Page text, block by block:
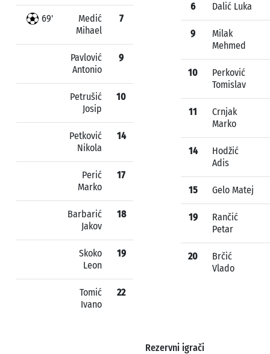
69'
Medić
Mihael
7
Pavlović
Antonio
9
Petrušić
Josip
10
Petković
Nikola
14
Perić
Marko
17
Barbarić
Jakov
18
Skoko
Leon
19
Tomić
Ivano
22
6 Dalić Luka
9
Milak
Mehmed
10
Perković
Tomislav
11
Crnjak
Marko
14
Hodžić
Adis
15 Gelo Matej
19
Rančić
Petar
20
Brčić
Vlado
Rezervni igrači